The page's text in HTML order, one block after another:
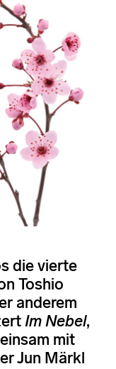
die vierte
Toshio
anderem
Im Nebel,
mit
Jun Märkl